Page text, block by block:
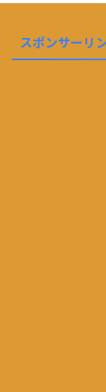
スポンサーリ